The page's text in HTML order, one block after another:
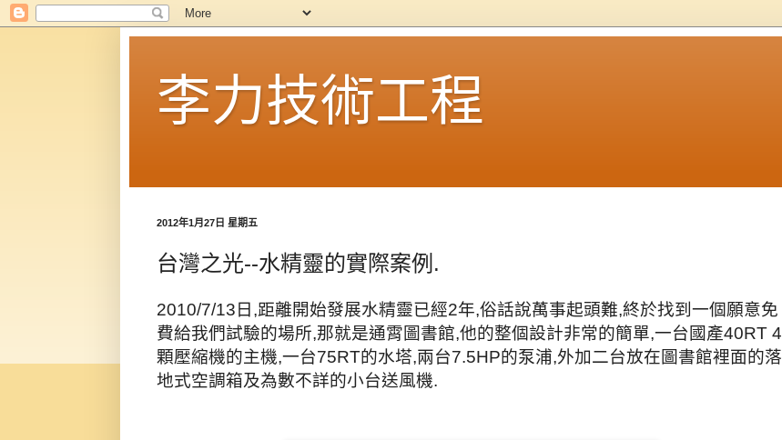
李力技術工程
2012年1月27日 星期五
台灣之光--水精靈的實際案例.
2010/7/13日,距離開始發展水精靈已經2年,俗話說萬事起頭難,終於找到一個願意免
費給我們試驗的場所,那就是通霄圖書館,他的整個設計非常的簡單,一台國產40RT 4
顆壓縮機的主機,一台75RT的水塔,兩台7.5HP的泵浦,外加二台放在圖書館裡面的落
地式空調箱及為數不詳的小台送風機.